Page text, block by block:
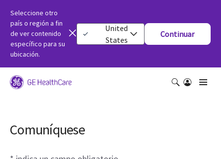
Seleccione otro
país o región a fin
de ver contenido
específico para su
ubicación.
United
States
Continuar
Comuníquese